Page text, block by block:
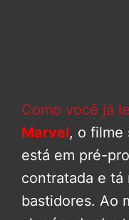
Como você já
Marvel, o filme
está em pré-
contratada e tá
bastidores. Ao